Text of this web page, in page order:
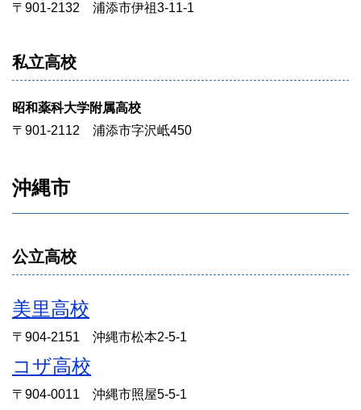
〒901-2132 浦添市伊祖3-11-1
私立高校
昭和薬科大学附属高校
〒901-2112 浦添市字沢岻450
沖縄市
公立高校
美里高校
〒904-2151 沖縄市松本2-5-1
コザ高校
〒904-0011 沖縄市照屋5-5-1